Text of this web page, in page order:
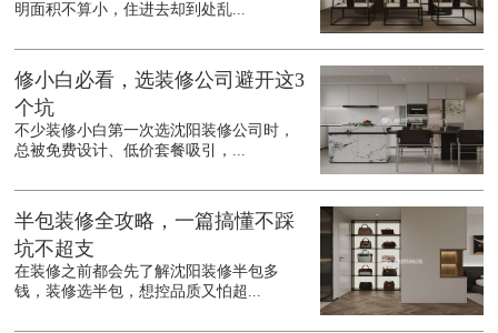
明面积不算小，住进去却到处乱...
修小白必看，选装修公司避开这3
个坑
不少装修小白第一次选沈阳装修公司时，
总被免费设计、低价套餐吸引，...
半包装修全攻略，一篇搞懂不踩
坑不超支
在装修之前都会先了解沈阳装修半包多
钱，装修选半包，想控品质又怕超...